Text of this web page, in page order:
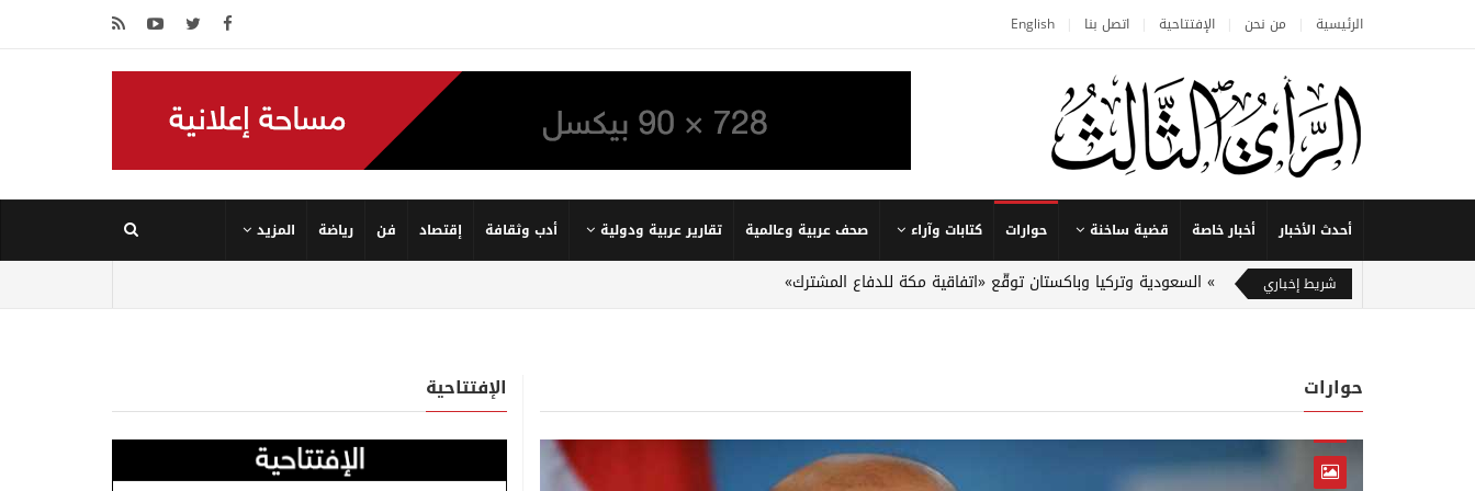
الرئيسية من نحن الإفتتاحية اتصل بنا English
أحدث الأخبار أخبار خاصة قضية ساخنة حوارات كتابات وآراء صحف عربية وعالمية تقارير عربية ودولية أدب وثقافة إقتصاد فن رياضة المزيد
شريط إخباري السعودية وتركيا وباكستان توقّع «اتفاقية مكة للدفاع المشترك»
حوارات الإفتتاحية